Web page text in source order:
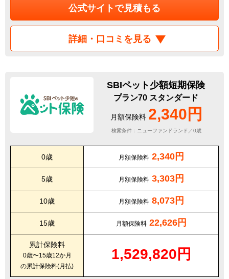
公式サイトで見積もる
詳細・口コミを見る
SBIペット少額短期保険
プラン70 スタンダード
月額保険料 2,340円
検索条件：ニューファンドランド／0歳
0歳 月額保険料 2,340円
5歳 月額保険料 3,303円
10歳 月額保険料 8,073円
15歳 月額保険料 22,626円
累計保険料
0歳〜15歳12か月
の累計保険料(月払)
1,529,820円